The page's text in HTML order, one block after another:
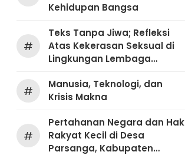
Kehidupan Bangsa
#
Teks Tanpa Jiwa; Refleksi
Atas Kekerasan Seksual di
Lingkungan Lembaga
#
Manusia, Teknologi, dan
Krisis Makna
#
Pertahanan Negara dan Hak
Rakyat Kecil di Desa
Parsanga, Kabupaten